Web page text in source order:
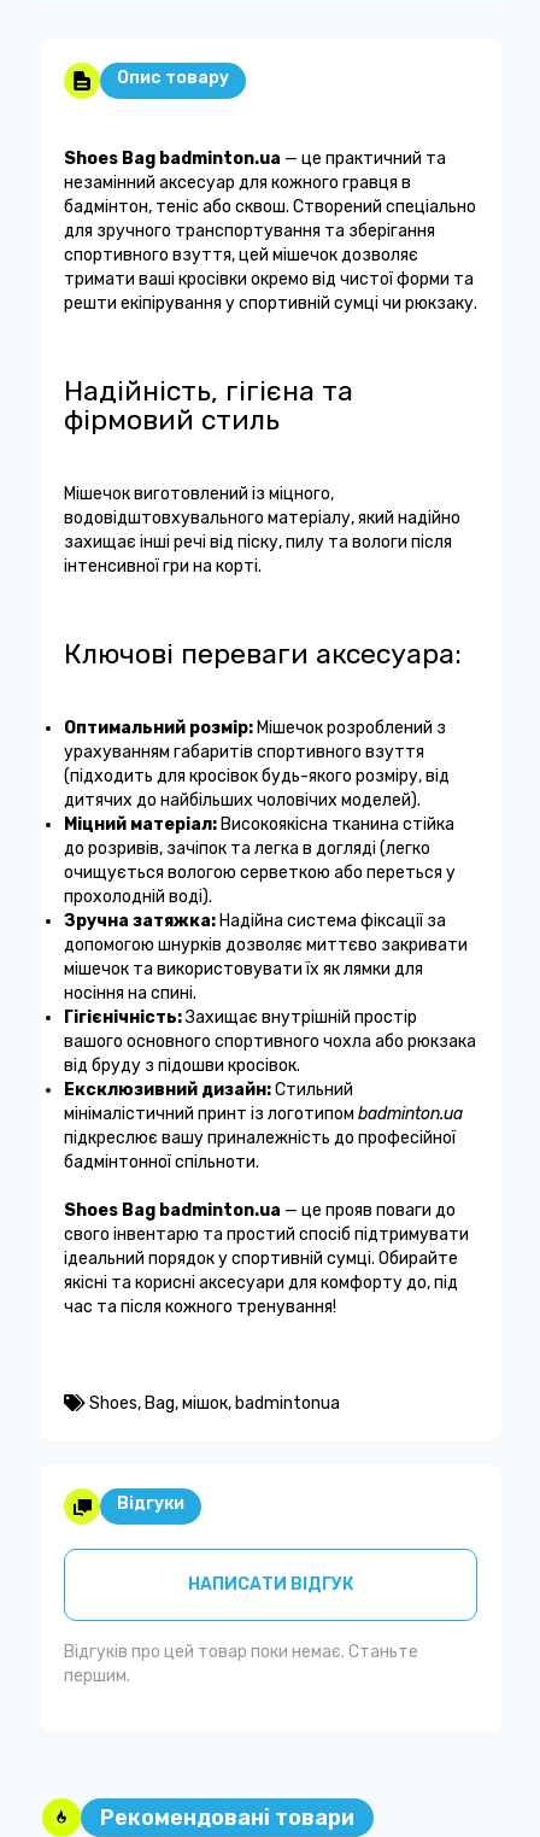
Опис товару
Shoes Bag badminton.ua — це практичний та
незамінний аксесуар для кожного гравця в
бадмінтон, теніс або сквош. Створений спеціально
для зручного транспортування та зберігання
спортивного взуття, цей мішечок дозволяє
тримати ваші кросівки окремо від чистої форми та
решти екіпірування у спортивній сумці чи рюкзаку.
Надійність, гігієна та
фірмовий стиль
Мішечок виготовлений із міцного,
водовідштовхувального матеріалу, який надійно
захищає інші речі від піску, пилу та вологи після
інтенсивної гри на корті.
Ключові переваги аксесуара:
Оптимальний розмір:Мішечок розроблений з
урахуванням габаритів спортивного взуття
(підходить для кросівок будь-якого розміру, від
дитячих до найбільших чоловічих моделей).
Міцний матеріал:Високоякісна тканина стійка
до розривів, зачіпок та легка в догляді (легко
очищується вологою серветкою або переться у
прохолодній воді).
Зручна затяжка:Надійна система фіксації за
допомогою шнурків дозволяє миттєво закривати
мішечок та використовувати їх як лямки для
носіння на спині.
Гігієнічність:Захищає внутрішній простір
вашого основного спортивного чохла або рюкзака
від бруду з підошви кросівок.
Ексклюзивний дизайн:Стильний
мінімалістичний принт із логотипом badminton.ua
підкреслює вашу приналежність до професійної
бадмінтонної спільноти.
Shoes Bag badminton.ua — це прояв поваги до
свого інвентарю та простий спосіб підтримувати
ідеальний порядок у спортивній сумці. Обирайте
якісні та корисні аксесуари для комфорту до, під
час та після кожного тренування!
Shoes, Bag,мішок, badmintonua
Відгуки
НАПИСАТИ ВІДГУК
Відгуків про цей товар поки немає. Станьте
першим.
Рекомендовані товари